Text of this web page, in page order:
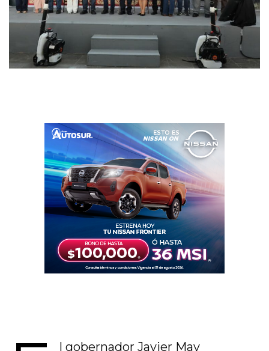
l gobernador Javier May